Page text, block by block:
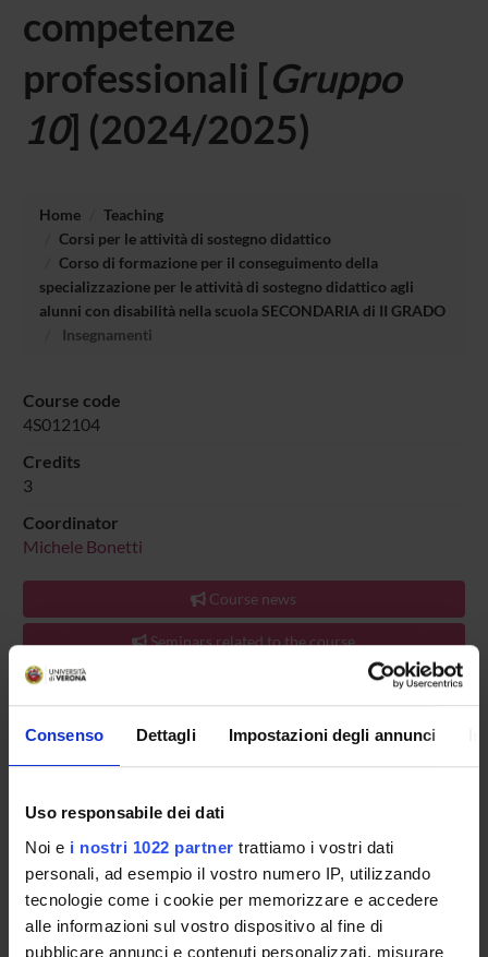
Consenso Dettagli Impostazioni degli annunci
Uso responsabile dei dati
Noi e i nostri 1022 partner trattiamo i vostri dati
personali, ad esempio il vostro numero IP, utilizzando
tecnologie come i cookie per memorizzare e accedere
alle informazioni sul vostro dispositivo al fine di
pubblicare annunci e contenuti personalizzati, misurare
competenze
professionali [Gruppo
10] (2024/2025)
Home
Teaching
Corsi per le attività di sostegno didattico
Corso di formazione per il conseguimento della
specializzazione per le attività di sostegno didattico agli
alunni con disabilità nella scuola SECONDARIA di II GRADO
Insegnamenti
Course code
4S012104
Credits
3
Coordinator
Michele Bonetti
Course news
Seminars related to the course
TEACHING IS ORGANISED AS FOLLOWS:
UNIT
RIELABORAZIONE CON IL TUTOR COORDINATORE
Overview
Enrolment Policy